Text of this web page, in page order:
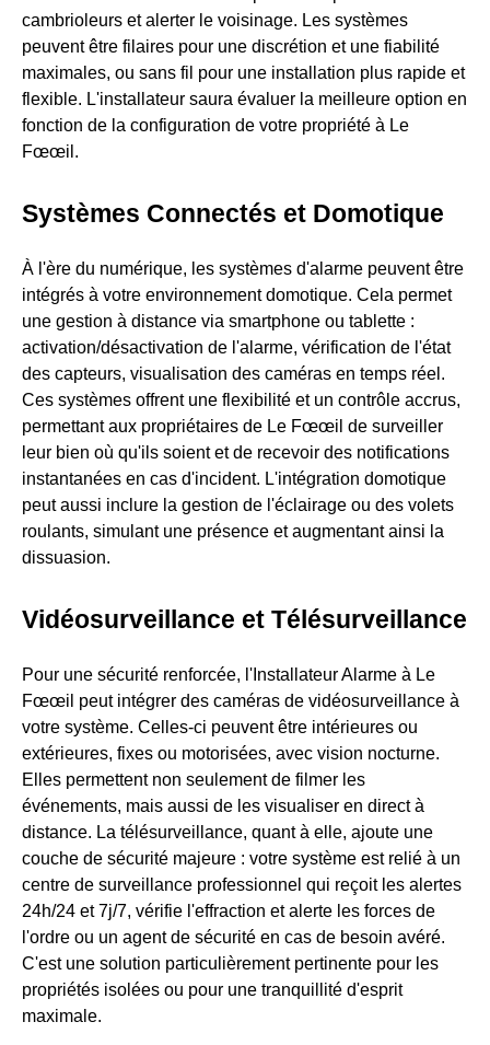
cambrioleurs et alerter le voisinage. Les systèmes
peuvent être filaires pour une discrétion et une fiabilité
maximales, ou sans fil pour une installation plus rapide et
flexible. L'installateur saura évaluer la meilleure option en
fonction de la configuration de votre propriété à Le
Fœœil.
Systèmes Connectés et Domotique
À l'ère du numérique, les systèmes d'alarme peuvent être
intégrés à votre environnement domotique. Cela permet
une gestion à distance via smartphone ou tablette :
activation/désactivation de l'alarme, vérification de l'état
des capteurs, visualisation des caméras en temps réel.
Ces systèmes offrent une flexibilité et un contrôle accrus,
permettant aux propriétaires de Le Fœœil de surveiller
leur bien où qu'ils soient et de recevoir des notifications
instantanées en cas d'incident. L'intégration domotique
peut aussi inclure la gestion de l'éclairage ou des volets
roulants, simulant une présence et augmentant ainsi la
dissuasion.
Vidéosurveillance et Télésurveillance
Pour une sécurité renforcée, l'Installateur Alarme à Le
Fœœil peut intégrer des caméras de vidéosurveillance à
votre système. Celles-ci peuvent être intérieures ou
extérieures, fixes ou motorisées, avec vision nocturne.
Elles permettent non seulement de filmer les
événements, mais aussi de les visualiser en direct à
distance. La télésurveillance, quant à elle, ajoute une
couche de sécurité majeure : votre système est relié à un
centre de surveillance professionnel qui reçoit les alertes
24h/24 et 7j/7, vérifie l'effraction et alerte les forces de
l'ordre ou un agent de sécurité en cas de besoin avéré.
C'est une solution particulièrement pertinente pour les
propriétés isolées ou pour une tranquillité d'esprit
maximale.